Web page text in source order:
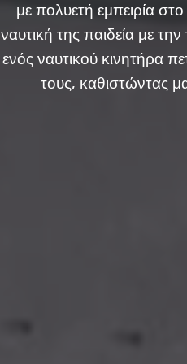
με πολυετή εμπειρία στο
ναυτική της παιδεία με
ενός ναυτικού κινητήρα
τους, καθιστώντας